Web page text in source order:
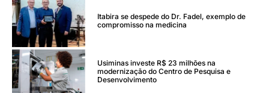
Itabira se despede do Dr. Fadel, exemplo de
compromisso na medicina
Usiminas investe R$ 23 milhões na
modernização do Centro de Pesquisa e
Desenvolvimento